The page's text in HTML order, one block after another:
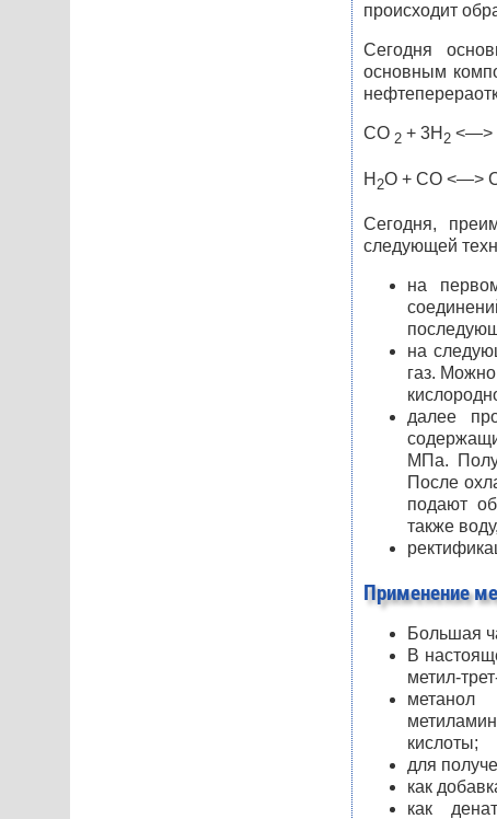
происходит
Сегодня
основным
CO 2 + 3H 2 <—>
H 2O + CO <—>
Сегодня,
следующей
на
на
газ.
далее
МПа.
После
подают
также
Применение
Большая
В
метил-
метанол
кислоты;
для
как
как